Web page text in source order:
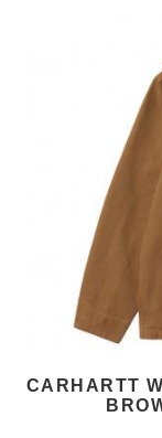
CARHARTT